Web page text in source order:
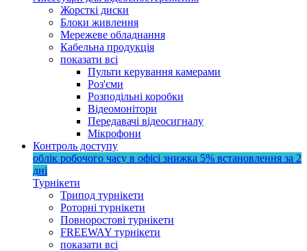
Жорсткі диски
Блоки живлення
Мережеве обладнання
Кабельна продукція
показати всі
Пульти керування камерами
Роз'єми
Розподільні коробки
Відеомонітори
Передавачі відеосигналу
Мікрофони
Контроль доступу
облік робочого часу в офісі знижка 5% встановлення за 2
дні
Турнікети
Трипод турнікети
Роторні турнікети
Повноростові турнікети
FREEWAY турнікети
показати всі